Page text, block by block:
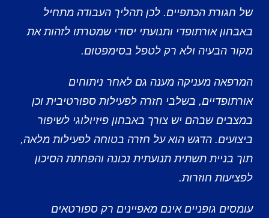
של חגורת הכתפיים. לכן תהליך העבודה מתחיל
באבחון אורתופדי ותנועתי יסודי שמטרתו לזהות את
מקור הבעיה ולא רק לטפל בסימפטום.
המרפאה מעניקה מענה גם לאחר ניתוחים
אורתופדיים, בשלבי חזרה לפעילות ספורטיבית וכן
במצבים שבהם יש צורך באבחון פיזיולוגי לשיפור
ביצועים. הדגש הוא על חזרה בטוחה לפעילות מלאה,
תוך בניית תשתית תנועתית נכונה והפחתת הסיכון
לפציעות חוזרות.
עומסים גופניים אינם מאפיינים רק ספורטאים